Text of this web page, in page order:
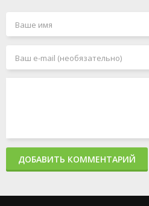
доводить дела до конца, даже когда
персонажей Флориды) и драмы об
второго шанса, коррупции,
ДОБАВИТЬ КОММЕНТАРИЙ